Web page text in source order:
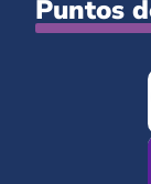
Puntos